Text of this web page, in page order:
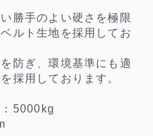
勝手のよい硬さを極限
ルト生地を採用してお
防ぎ、環境基準にも適
採用しております。
5000kg